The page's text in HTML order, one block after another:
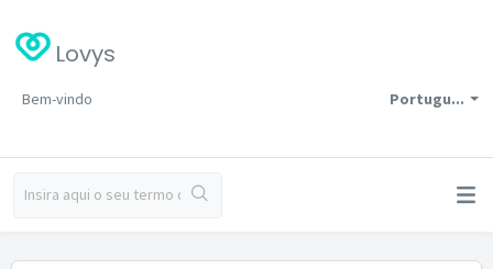
Lovys
Portugu...
Bem-vindo